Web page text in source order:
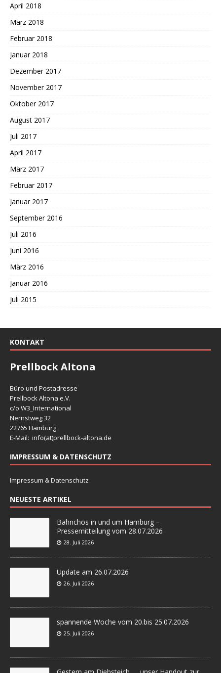
April 2018
März 2018
Februar 2018
Januar 2018
Dezember 2017
November 2017
Oktober 2017
August 2017
Juli 2017
April 2017
März 2017
Februar 2017
Januar 2017
September 2016
Juli 2016
Juni 2016
März 2016
Januar 2016
Juli 2015
KONTAKT
Prellbock Altona
Büro und Postadresse
Prellbock Altona e.V.
c/o W3_International
Nernstweg 32
22765 Hamburg
E-Mail: info(at)prellbock-altona.de
IMPRESSUM & DATENSCHUTZ
Impressum & Datenschutz
NEUESTE ARTIKEL
Bahnchos in und um Hamburg –
Pressemitteilung vom 28.07.2026
28. Juli 2026
Update am 26.07.2026
26. Juli 2026
spannende Woche vom 20.bis 25.07.2026
25. Juli 2026